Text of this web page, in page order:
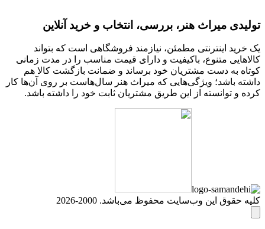
تولیدی میراث هنر، بررسی، انتخاب و خرید آنلاین
یک خرید اینترنتی مطمئن، نیازمند فروشگاهی است که بتواند
کالاهایی متنوع، باکیفیت و دارای قیمت مناسب را در مدت زمانی
کوتاه به دست مشتریان خود برساند و ضمانت بازگشت کالا هم
داشته باشد؛ ویژگی‌هایی که میراث هنر سال‌هاست بر روی آن‌ها کار
کرده و توانسته از این طریق مشتریان ثابت خود را داشته باشد.
کلیه حقوق این وب‌سایت محفوظ می‌باشد. 2000-2026